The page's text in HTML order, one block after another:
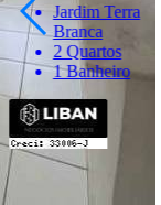
Jardim Terra
Branca
2 Quartos
1 Banheiro
Importante